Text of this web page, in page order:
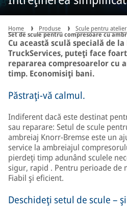
Home Produse Scule pentru atelier
Set de scule pentru compresoare cu
Cu această sculă specială de
TruckServices, puteţi face
repararea compresoarelor cu
timp. Economisiţi bani.
Păstraţi-vă calmul.
Indiferent dacă este destinat
sau reparare: Setul de scule
ambreiaj Knorr-Bremse este un
service la ambreiajul
pierdeţi timp adunând sculele
sigur, rapid . Pentru perioade de
Fiabil şi eficient.
Deschideţi setul de scule –